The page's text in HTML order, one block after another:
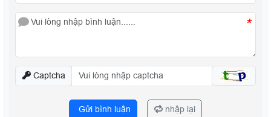
*
Captcha
Gửi bình luận nhập lại